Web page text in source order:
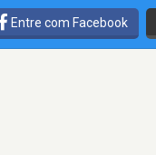
Entre com Facebook